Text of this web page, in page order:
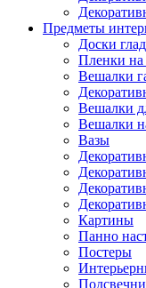
Предметы
Доски
Пленки на
Вешалки
Вешалки
Вешалки
Вазы
Картины
Панно
Постеры